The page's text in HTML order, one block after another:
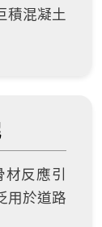
積混凝土
反應引
用於道路